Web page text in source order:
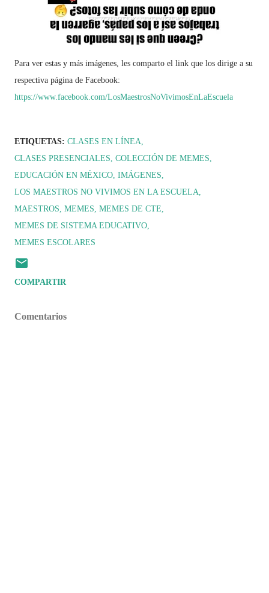
Para ver estas y más imágenes, les comparto el link que los dirige a su
respectiva página de Facebook:
https://www.facebook.com/LosMaestrosNoVivimosEnLaEscuela
ETIQUETAS: CLASES EN LÍNEA
CLASES PRESENCIALES COLECCIÓN DE MEMES
EDUCACIÓN EN MÉXICO IMÁGENES
LOS MAESTROS NO VIVIMOS EN LA ESCUELA
MAESTROS MEMES MEMES DE CTE
MEMES DE SISTEMA EDUCATIVO
MEMES ESCOLARES
COMPARTIR
Comentarios